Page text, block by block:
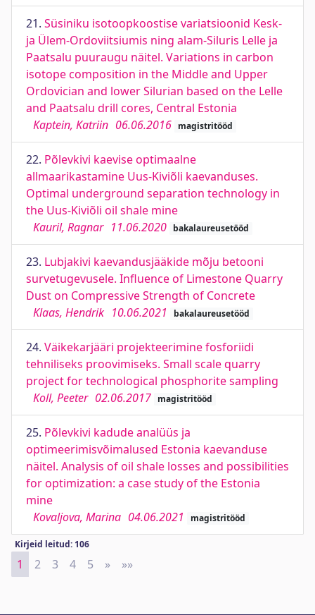
21. Süsiniku isotoopkoostise variatsioonid Kesk-
ja Ülem-Ordoviitsiumis ning alam-Siluris Lelle ja
Paatsalu puuraugu näitel. Variations in carbon
isotope composition in the Middle and Upper
Ordovician and lower Silurian based on the Lelle
and Paatsalu drill cores, Central Estonia
Kaptein, Katriin 06.06.2016 magistritööd
22. Põlevkivi kaevise optimaalne
allmaarikastamine Uus-Kiviõli kaevanduses.
Optimal underground separation technology in
the Uus-Kiviõli oil shale mine
Kauril, Ragnar 11.06.2020 bakalaureusetööd
23. Lubjakivi kaevandusjääkide mõju betooni
survetugevusele. Influence of Limestone Quarry
Dust on Compressive Strength of Concrete
Klaas, Hendrik 10.06.2021 bakalaureusetööd
24. Väikekarjääri projekteerimine fosforiidi
tehniliseks proovimiseks. Small scale quarry
project for technological phosphorite sampling
Koll, Peeter 02.06.2017 magistritööd
25. Põlevkivi kadude analüüs ja
optimeerimisvõimalused Estonia kaevanduse
näitel. Analysis of oil shale losses and possibilities
for optimization: a case study of the Estonia
mine
Kovaljova, Marina 04.06.2021 magistritööd
Kirjeid leitud: 106
1 2 3 4 5 » Next
»»